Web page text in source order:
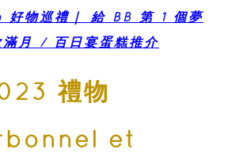
物巡禮｜ 給 BB 第 1 個夢
月 / 百日宴蛋糕推介
禮物
et